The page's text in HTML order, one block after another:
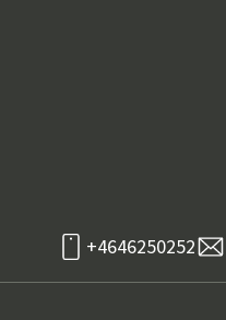
+4646250252